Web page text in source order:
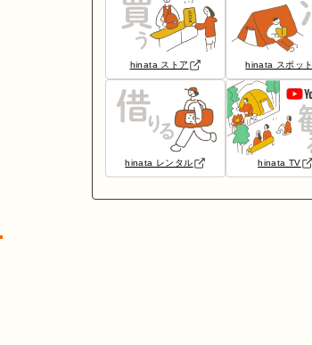
hinata ストア hinata スポット
hinata レンタル hinata TV